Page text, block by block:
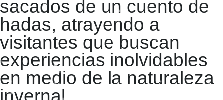
sacados de un cuento de
hadas, atrayendo a
visitantes que buscan
experiencias inolvidables
en medio de la naturaleza
invernal.